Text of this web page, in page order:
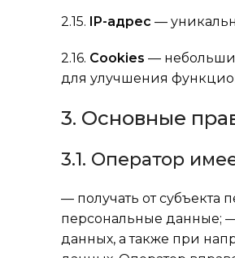
2.15. IP-адрес —
2.16. Cookies —
для улучшения
3. Основные
3.1. Оператор
— получать от
персональные данные;
данных, а также при